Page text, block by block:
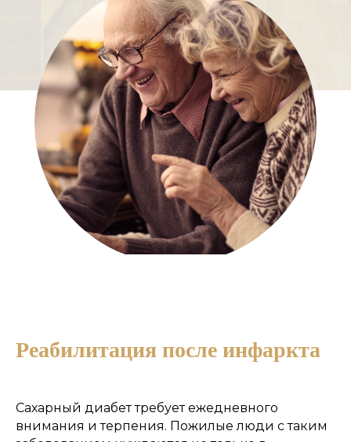
Состояние
Рассчитать стоимость
Реабилитация после инфаркта
Сахарный диабет требует ежедневного
внимания и терпения. Пожилые люди с таким